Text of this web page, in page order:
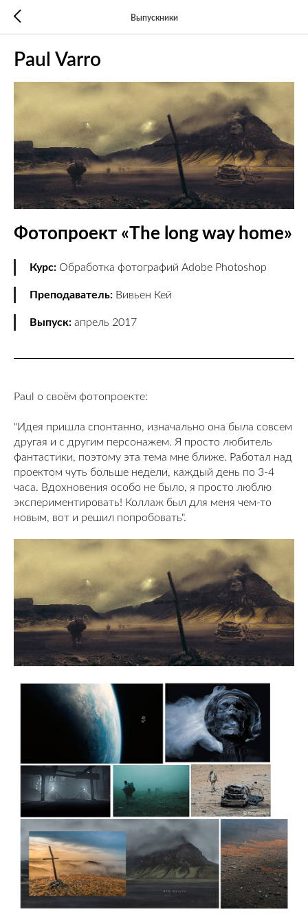
Выпускники
Paul Varro
Фотопроект «The long way home»
Курс: Обработка фотографий Adobe Photoshop
Преподаватель: Вивьен Кей
Выпуск: апрель 2017
Paul о своём фотопроекте:
"Идея пришла спонтанно, изначально она была совсем
другая и с другим персонажем. Я просто любитель
фантастики, поэтому эта тема мне ближе. Работал над
проектом чуть больше недели, каждый день по 3-4
часа. Вдохновения особо не было, я просто люблю
экспериментировать! Коллаж был для меня чем-то
новым, вот и решил попробовать".